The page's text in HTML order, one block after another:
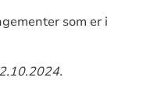
som er i